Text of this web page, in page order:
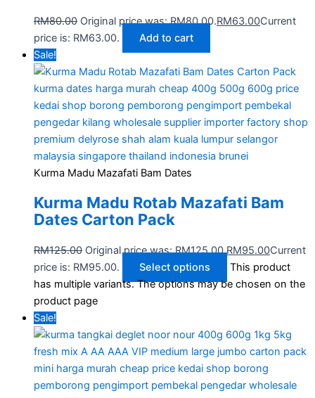
RM80.00 Original price was: RM80.00.RM63.00Current
price is: RM63.00.
Add to cart
Sale!
Kurma Madu Mazafati Bam Dates
Kurma Madu Rotab Mazafati Bam​
Dates Carton Pack
RM125.00 Original price was: RM125.00.RM95.00Current
price is: RM95.00.
Select options
This product
has multiple variants. The options may be chosen on the
product page
Sale!